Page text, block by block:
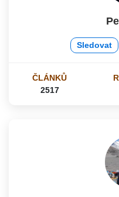
Sledovat
ČLÁNKŮ
2517